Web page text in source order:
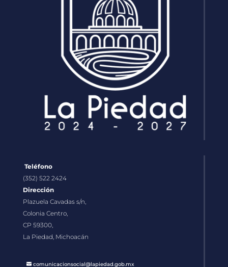
Teléfono
(352) 522 2424
Dirección
Plazuela Cavadas s/n,
Colonia Centro,
CP 59300,
La Piedad, Michoacán
comunicacionsocial@lapiedad.gob.mx